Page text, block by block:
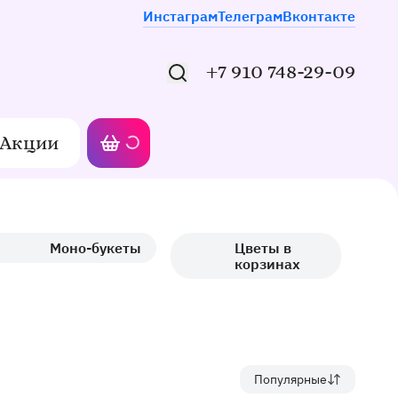
Мы в соцсетях
ИнстаграмТелеграмВконтакте
+7 910 748-29-09
Моя корзина
Моно-букеты
Цветы в
корзинах
Популярные